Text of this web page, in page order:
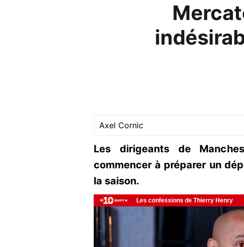
Axel Cornic
Les dirigeants de
commencer à préparer un
la saison.